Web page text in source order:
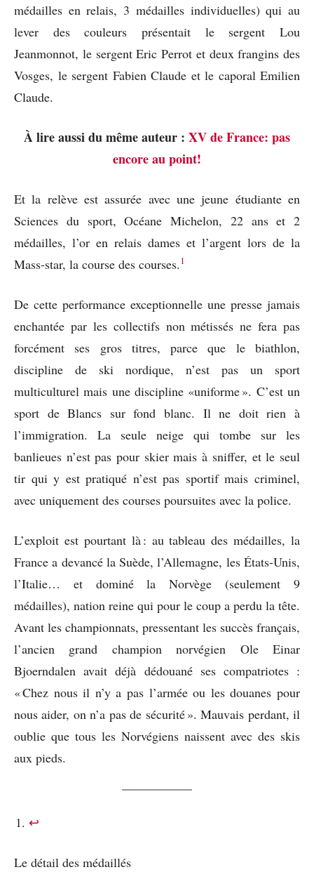
médailles en relais, 3 médailles individuelles) qui au
lever des couleurs présentait le sergent Lou
Jeanmonnot, le sergent Eric Perrot et deux frangins des
Vosges, le sergent Fabien Claude et le caporal Emilien
Claude.
À lire aussi du même auteur : XV de France: pas
encore au point!
Et la relève est assurée avec une jeune étudiante en
Sciences du sport, Océane Michelon, 22 ans et 2
médailles, l’or en relais dames et l’argent lors de la
Mass-star, la course des courses.1
De cette performance exceptionnelle une presse jamais
enchantée par les collectifs non métissés ne fera pas
forcément ses gros titres, parce que le biathlon,
discipline de ski nordique, n’est pas un sport
multiculturel mais une discipline «uniforme ». C’est un
sport de Blancs sur fond blanc. Il ne doit rien à
l’immigration. La seule neige qui tombe sur les
banlieues n’est pas pour skier mais à sniffer, et le seul
tir qui y est pratiqué n’est pas sportif mais criminel,
avec uniquement des courses poursuites avec la police.
L’exploit est pourtant là : au tableau des médailles, la
France a devancé la Suède, l’Allemagne, les États-Unis,
l’Italie… et dominé la Norvège (seulement 9
médailles), nation reine qui pour le coup a perdu la tête.
Avant les championnats, pressentant les succès français,
l’ancien grand champion norvégien Ole Einar
Bjoerndalen avait déjà dédouané ses compatriotes :
« Chez nous il n’y a pas l’armée ou les douanes pour
nous aider, on n’a pas de sécurité ». Mauvais perdant, il
oublie que tous les Norvégiens naissent avec des skis
aux pieds.
↩︎
Le détail des médaillés